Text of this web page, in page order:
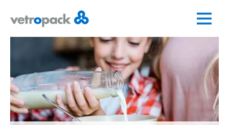
home
content
contact